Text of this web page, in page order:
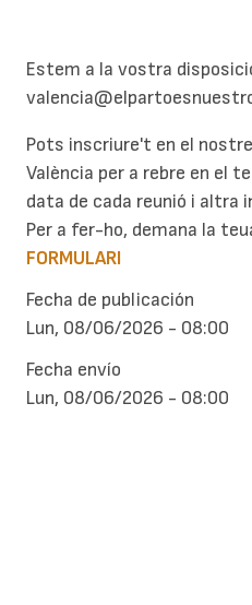
Estem a la vostra
Pots inscriure't en el
València per a rebre en el
data de cada reunió i altra
Per a fer-ho, demana la
FORMULARI
Fecha de publicación
Lun, 08/06/2026 - 08:00
Fecha envío
Lun, 08/06/2026 - 08:00